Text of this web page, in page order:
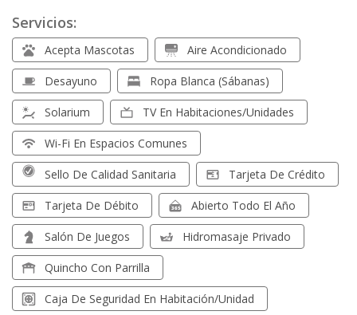
Servicios:
Acepta Mascotas Aire Acondicionado
Desayuno Ropa Blanca (sábanas)
Solarium TV En Habitaciones/unidades
Wi-Fi En Espacios Comunes
Sello De Calidad Sanitaria Tarjeta De Crédito
Tarjeta De Débito Abierto Todo El Año
Salón De Juegos Hidromasaje Privado
Quincho Con Parrilla
Caja De Seguridad En Habitación/unidad